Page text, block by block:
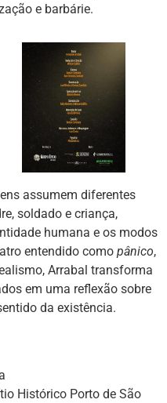
e barbárie.
assumem diferentes
soldado e criança,
humana e os modos
entendido como pânico,
Arrabal transforma
em uma reflexão sobre
da existência.
Histórico Porto de São